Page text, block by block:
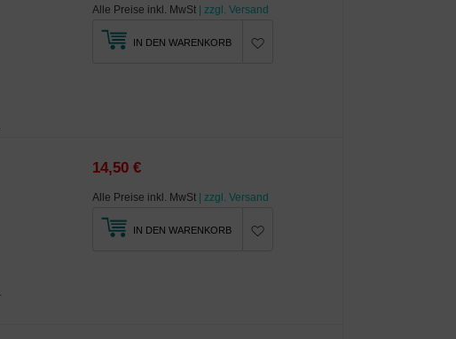
Alle Preise inkl. MwSt | zzgl. Versand
IN DEN WARENKORB
14,50 €
Alle Preise inkl. MwSt | zzgl. Versand
IN DEN WARENKORB